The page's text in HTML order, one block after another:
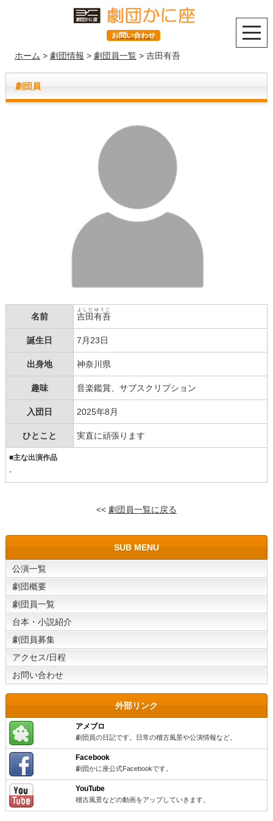
お問い合わせ
ホーム > 劇団情報 > 劇団員一覧> 吉田有吾
劇団員
名前 吉田
よしだ
有吾
ゆうご
誕生日 7月23日
出身地 神奈川県
趣味 音楽鑑賞、サブスクリプション
入団日 2025年8月
ひとこと 実直に頑張ります
■主な出演作品
-
<< 劇団員一覧に戻る
SUB MENU
公演一覧
劇団概要
劇団員一覧
台本・小説紹介
劇団員募集
アクセス/日程
お問い合わせ
外部リンク
アメブロ
劇団員の日記です。日常の稽古風景や公演情報など。
Facebook
劇団かに座公式Facebookです。
YouTube
稽古風景などの動画をアップしていきます。